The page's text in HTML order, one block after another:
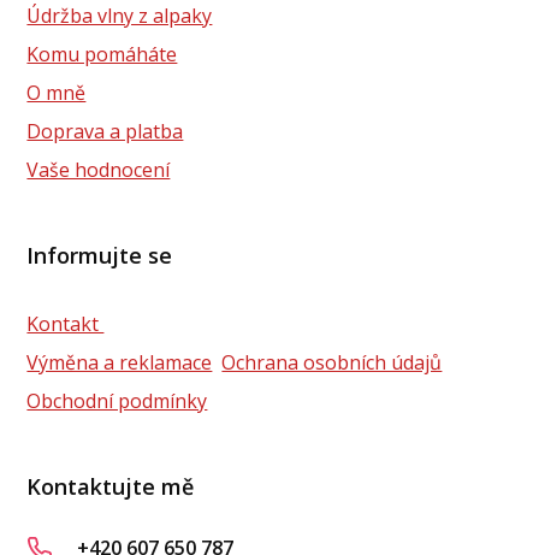
Údržba vlny z alpaky
Komu pomáháte
O mně
Doprava a platba
Vaše hodnocení
Informujte se
Kontakt
Výměna a reklamace Ochrana osobních údajů
Obchodní podmínky
Kontaktujte mě
+420 607 650 787